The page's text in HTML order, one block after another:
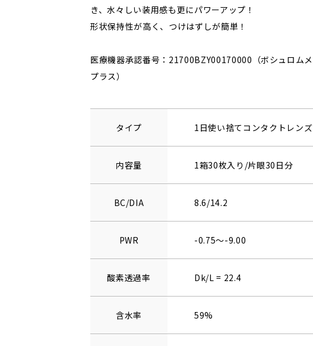
き、水々しい装用感も更にパワーアップ！
形状保持性が高く、つけはずしが簡単！
医療機器承認番号：21700BZY00170000（ボシュロム
プラス）
タイプ 1日使い捨てコンタクトレンズ
内容量 1箱30枚入り/片眼30日分
BC/DIA 8.6/14.2
PWR -0.75～-9.00
酸素透過率 Dk/L = 22.4
含水率 59%